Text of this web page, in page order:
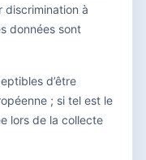
discrimination à
données sont
d’être
; si tel est le
lors de la collecte